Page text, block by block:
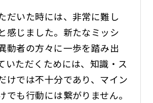
だいた時には、非常に難し
感じました。新たなミッシ
動者の方々に一歩を踏み出
いただくためには、知識・ス
けでは不十分であり、マイン
でも行動には繋がりません。